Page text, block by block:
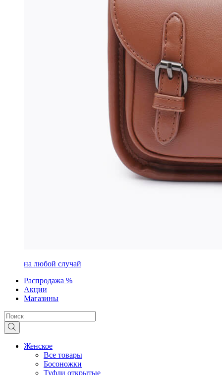
на любой случай
Распродажа %
Акции
Магазины
Женское
Все товары
Босоножки
Туфли открытые